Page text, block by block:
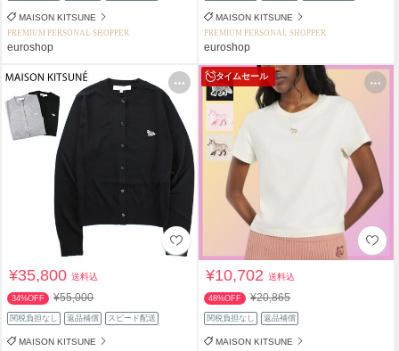
MAISON KITSUNE
PREMIUM PERSONAL SHOPPER
euroshop
MAISON KITSUNE
PREMIUM PERSONAL SHOPPER
euroshop
¥35,800送料込
34%OFF ¥55,000
関税負担なし 返品補償 スピード配送
MAISON KITSUNE
タイムセール
¥10,702送料込
48%OFF ¥20,865
関税負担なし 返品補償
MAISON KITSUNE